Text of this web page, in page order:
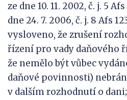
ze dne 10. 11. 2002, č. j. 5
dne 24. 7. 2006, č. j. 8 Afs
vysloveno, že zrušení
řízení pro vady daňového
že nemělo být vůbec
daňové povinnosti)
v dalším rozhodnutí o